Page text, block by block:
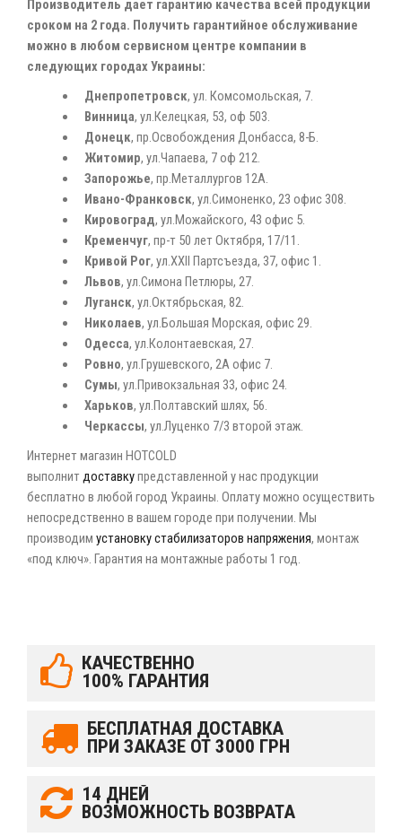
Производитель дает гарантию качества всей продукции
сроком на 2 года. Получить гарантийное обслуживание
можно в любом сервисном центре компании в
следующих городах Украины:
Днепропетровск, ул. Комсомольская, 7.
Винница, ул.Келецкая, 53, оф 503.
Донецк, пр.Освобождения Донбасса, 8-Б.
Житомир, ул.Чапаева, 7 оф 212.
Запорожье, пр.Металлургов 12А.
Ивано-Франковск, ул.Симоненко, 23 офис 308.
Кировоград, ул.Можайского, 43 офис 5.
Кременчуг, пр-т 50 лет Октября, 17/11.
Кривой Рог, ул.ХХII Партсъезда, 37, офис 1.
Львов, ул.Симона Петлюры, 27.
Луганск, ул.Октябрьская, 82.
Николаев, ул.Большая Морская, офис 29.
Одесса, ул.Колонтаевская, 27.
Ровно, ул.Грушевского, 2А офис 7.
Сумы, ул.Привокзальная 33, офис 24.
Харьков, ул.Полтавский шлях, 56.
Черкассы, ул.Луценко 7/3 второй этаж.
Интернет магазин HOTCOLD
выполнит доставкупредставленной у нас продукции
бесплатно в любой город Украины. Оплату можно осуществить
непосредственно в вашем городе при получении. Мы
производим установку стабилизаторов напряжения, монтаж
«под ключ». Гарантия на монтажные работы 1 год.
КАЧЕСТВЕННО
100% ГАРАНТИЯ
БЕСПЛАТНАЯ ДОСТАВКА
ПРИ ЗАКАЗЕ ОТ 3000 ГРН
14 ДНЕЙ
ВОЗМОЖНОСТЬ ВОЗВРАТА